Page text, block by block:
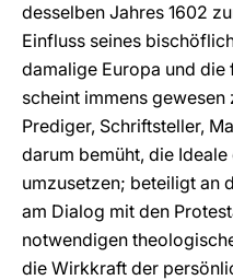
desselben Jahres 1602
Einfluss seines
damalige Europa und
scheint immens gewesen
Prediger, Schriftsteller,
darum bemüht, die
umzusetzen; beteiligt an
am Dialog mit den
notwendigen
die Wirkkraft der